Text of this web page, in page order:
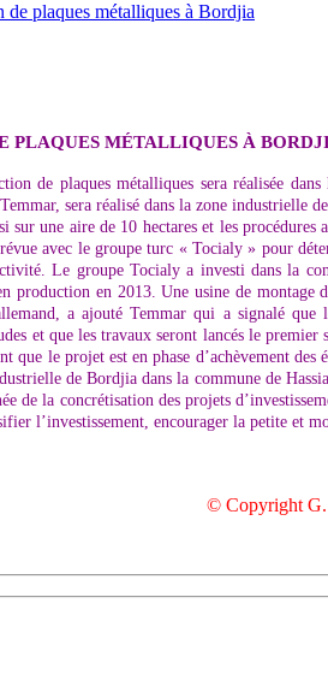
plaques métalliques à Bordjia
PLAQUES MÉTALLIQUES À
de plaques métalliques sera réalisée
sera réalisé dans la zone industrielle
sur une aire de 10 hectares et les
avec le groupe turc « Tocialy » pour
Le groupe Tocialy a investi dans la
production en 2013. Une usine de
a ajouté Temmar qui a signalé que
et que les travaux seront lancés le
le projet est en phase d’achèvement
de Bordjia dans la commune de
de la concrétisation des projets
l’investissement, encourager la petite
© Copyright